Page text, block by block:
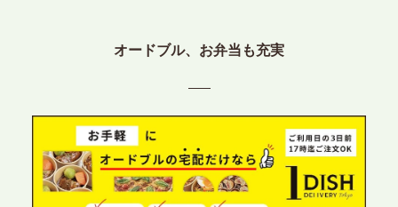
プレスリリースのご案内｜ケータリングのセカンド
目の展開で、拡大する出張パーティー・ケータリン
2026.6.4
プレスリリースのご案内｜夏の社内親睦が、配属後
の離職防止に。オフィスや会議室で縁日気分を味わ
オードブル、お弁当も充実